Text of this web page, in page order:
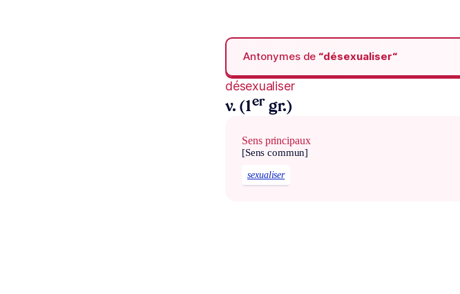
Antonymes de “désexualiser“
désexualiser
v. (1er gr.)
Sens principaux
[Sens commun]
sexualiser